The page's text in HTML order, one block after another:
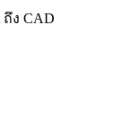
ถึง CAD